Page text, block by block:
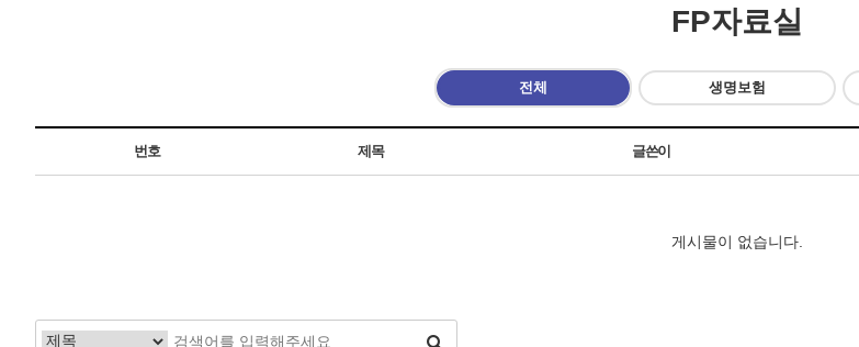
FP자료실
전체 생명보험
번호 제목 글쓴이
게시물이 없습니다.